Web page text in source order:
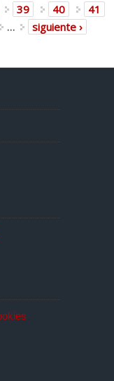
39 40
41
…
siguiente ›